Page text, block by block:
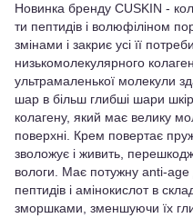
Новинка бренду CUSKIN -
ти пептидів і волюфiлiном
змінами і закриє усі її
низькомолекулярного
ультрамаленької молекули
шар в бiльш глибші шари
колагену, який має велику
поверхні. Крем повертає
зволожує і живить,
вологи. Має потужну anti-age
пептидів і амінокислот в
зморшками, зменшуючи їх